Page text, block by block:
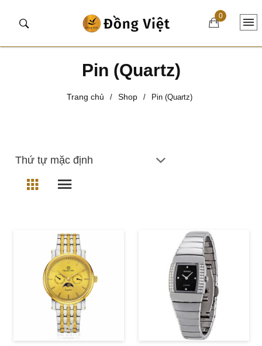
0
Pin (Quartz)
Trang chủ / Shop / Pin (Quartz)